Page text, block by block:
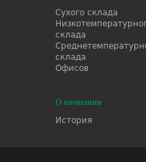
Сухого склада
склада
склада
Офисов
О компании
История